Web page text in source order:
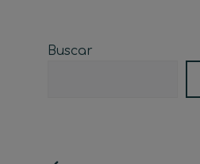
Buscar